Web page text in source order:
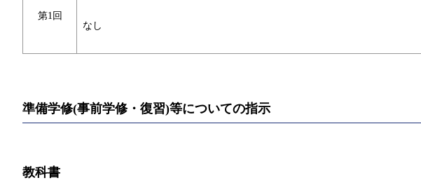
第1回
なし
準備学修(事前学修・復習)等についての指示
教科書